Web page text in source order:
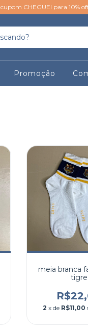
cupom CHEGUEI para 10%
Promoção
meia branca
tigre
2 x de R$11,00